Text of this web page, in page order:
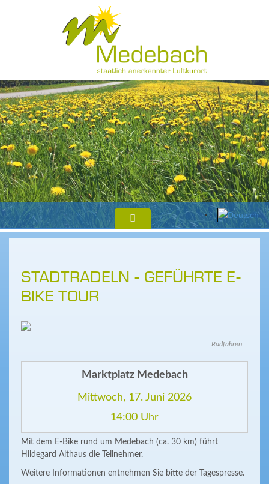
STADTRADELN - GEFÜHRTE E-
BIKE TOUR
Radfahren
Marktplatz Medebach
Mittwoch, 17. Juni 2026
14:00 Uhr
Mit dem E-Bike rund um Medebach (ca. 30 km) führt
Hildegard Althaus die Teilnehmer.
Weitere Informationen entnehmen Sie bitte der Tagespresse.